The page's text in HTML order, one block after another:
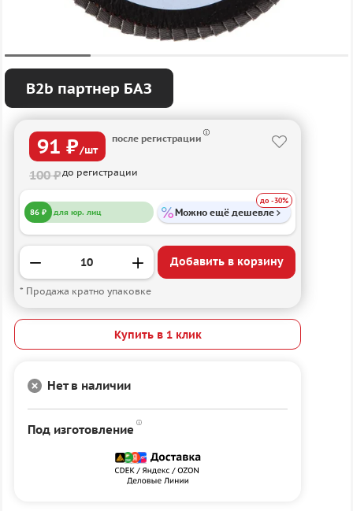
B2b партнер БАЗ
91 ₽/шт
после регистрации
100 ₽до регистрации
86 ₽ для юр. лиц Можно ещё дешевле
до -30%
Добавить в корзину
* Продажа кратно упаковке
Купить в 1 клик
Нет в наличии
Под изготовление